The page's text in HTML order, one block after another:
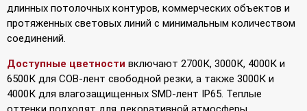
длинных потолочных контуров, коммерческих объектов и
протяженных световых линий с минимальным количеством
соединений.
Доступные цветности включают 2700К, 3000К, 4000К и
6500К для COB-лент свободной резки, а также 3000К и
4000К для влагозащищенных SMD-лент IP65. Теплые